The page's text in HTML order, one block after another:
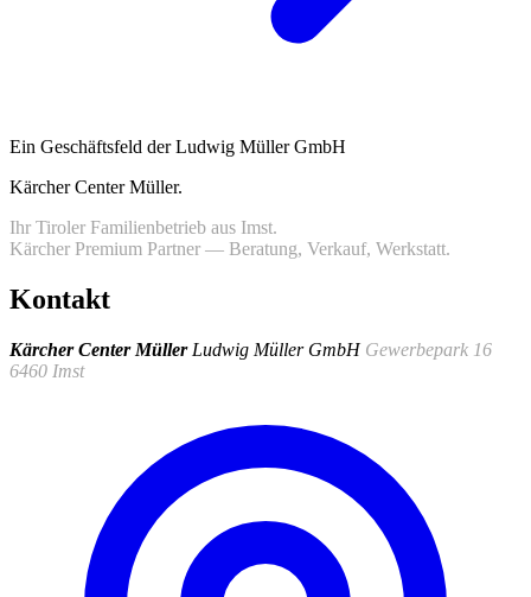
Ein Geschäftsfeld der Ludwig Müller GmbH
Kärcher Center Müller.
Ihr Tiroler Familienbetrieb aus Imst.
Kärcher Premium Partner — Beratung, Verkauf, Werkstatt.
Kontakt
Kärcher Center Müller Ludwig Müller GmbH Gewerbepark 16
6460 Imst